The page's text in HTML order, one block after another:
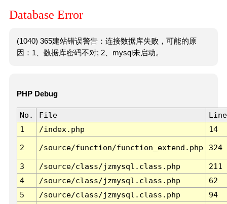
Database Error
(1040) 365建站错误警告：连接数据库失败，可能的原
因：1、数据库密码不对; 2、mysql未启动。
PHP Debug
No. File
Line
1
/index.php 14
2 /source/function/function_extend.php 324
3 /source/class/jzmysql.class.php
211
4
/source/class/jzmysql.class.php
62
5
/source/class/jzmysql.class.php
94